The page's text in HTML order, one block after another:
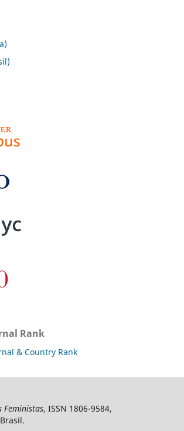
Rank
Feministas, ISSN 1806-9584,